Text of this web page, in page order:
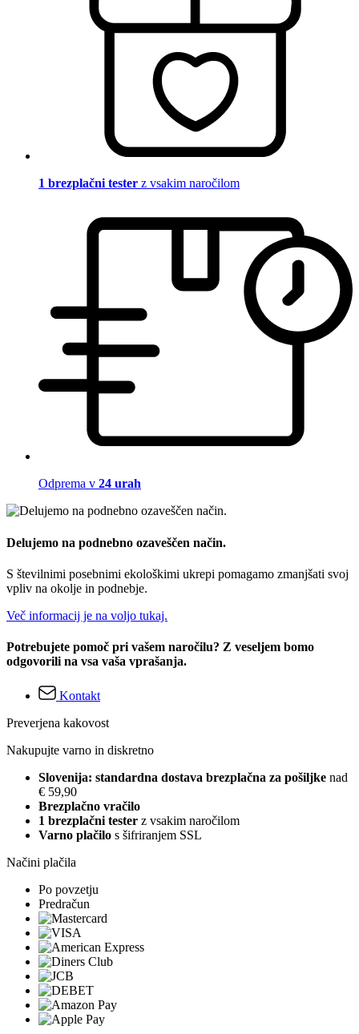
1 brezplačni tester z vsakim naročilom
Odprema v 24 urah
Delujemo na podnebno ozaveščen način.
S številnimi posebnimi ekološkimi ukrepi pomagamo zmanjšati svoj
vpliv na okolje in podnebje.
Več informacij je na voljo tukaj.
Potrebujete pomoč pri vašem naročilu? Z veseljem bomo
odgovorili na vsa vaša vprašanja.
Kontakt
Preverjena kakovost
Nakupujte varno in diskretno
Slovenija: standardna dostava brezplačna za pošiljke nad
€ 59,90
Brezplačno vračilo
1 brezplačni tester z vsakim naročilom
Varno plačilo s šifriranjem SSL
Načini plačila
Po povzetju
Predračun